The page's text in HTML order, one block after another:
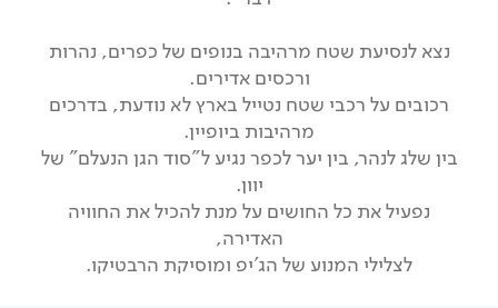
נצא לנסיעת שטח מרהיבה בנופים של כפרים, נהרות
ורכסים אדירים.
רכובים על רכבי שטח נטייל בארץ לא נודעת, בדרכים
מרהיבות ביופיין.
בין שלג לנהר, בין יער לכפר נגיע ל"סוד הגן הנעלם" של
יוון.
נפעיל את כל החושים על מנת להכיל את החוויה
האדירה,
לצלילי המנוע של הג'יפ ומוסיקת הרבטיקו.